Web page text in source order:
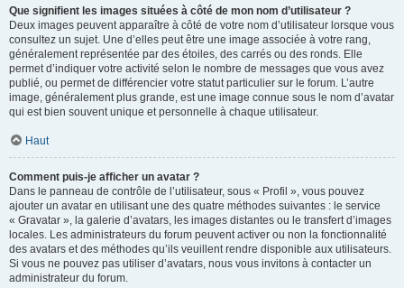
Que signifient les images situées à côté de mon nom d’utilisateur ?
Deux images peuvent apparaître à côté de votre nom d’utilisateur lorsque vous
consultez un sujet. Une d’elles peut être une image associée à votre rang,
généralement représentée par des étoiles, des carrés ou des ronds. Elle
permet d’indiquer votre activité selon le nombre de messages que vous avez
publié, ou permet de différencier votre statut particulier sur le forum. L’autre
image, généralement plus grande, est une image connue sous le nom d’avatar
qui est bien souvent unique et personnelle à chaque utilisateur.
Haut
Comment puis-je afficher un avatar ?
Dans le panneau de contrôle de l’utilisateur, sous « Profil », vous pouvez
ajouter un avatar en utilisant une des quatre méthodes suivantes : le service
« Gravatar », la galerie d’avatars, les images distantes ou le transfert d’images
locales. Les administrateurs du forum peuvent activer ou non la fonctionnalité
des avatars et des méthodes qu’ils veuillent rendre disponible aux utilisateurs.
Si vous ne pouvez pas utiliser d’avatars, nous vous invitons à contacter un
administrateur du forum.